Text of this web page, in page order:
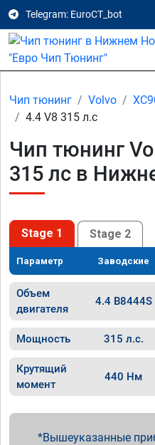
Telegram: EuroCT_bot
Чип тюнинг Volvo
4.4 V8 315 л.с
Чип тюнинг
315 лс в
Stage 1 Stage 2
Параметр Заводские
Объем
двигателя
4.4 B8444S
Мощность 315 л.с.
Крутящий
момент
440 Нм
Вышеуказанные